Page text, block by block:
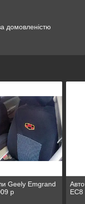
домовленістю
Geely Emgrand
р